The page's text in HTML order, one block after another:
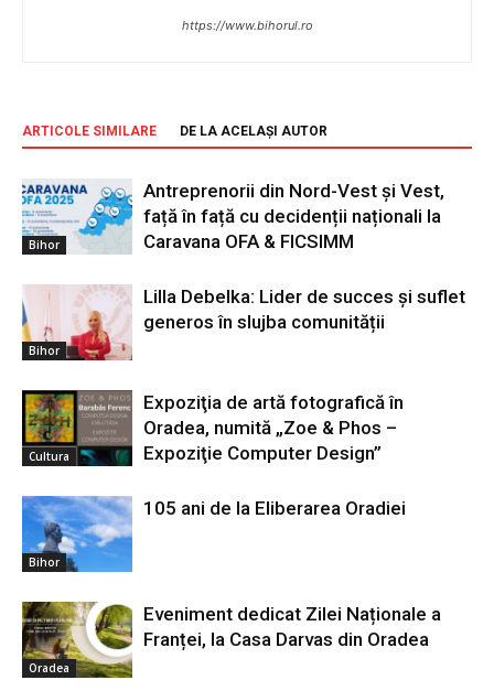
https://www.bihorul.ro
ARTICOLE SIMILARE DE LA ACELAȘI AUTOR
Bihor
Antreprenorii din Nord-Vest și Vest,
față în față cu decidenții naționali la
Caravana OFA & FICSIMM
Bihor
Lilla Debelka: Lider de succes și suflet
generos în slujba comunității
Cultura
Expoziţia de artă fotografică în
Oradea, numită „Zoe & Phos –
Expoziţie Computer Design”
Bihor
105 ani de la Eliberarea Oradiei
Oradea
Eveniment dedicat Zilei Naționale a
Franței, la Casa Darvas din Oradea